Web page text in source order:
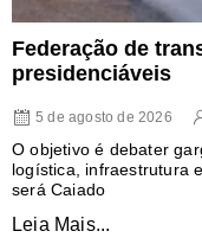
Federação de
presidenciáveis
5 de agosto de 2026
O objetivo é debater
logística, infraestrutura
será Caiado
Leia Mais...